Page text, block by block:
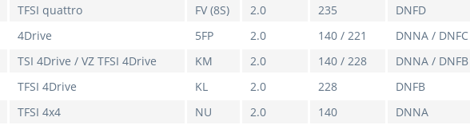
TFSI quattro FV (8S) 2.0 235 DNFD
4Drive 5FP 2.0 140 / 221 DNNA / DNFC
TSI 4Drive / VZ TFSI 4Drive KM 2.0 140 / 228 DNNA / DNFB
TFSI 4Drive KL 2.0 228 DNFB
TFSI 4x4 NU 2.0 140 DNNA